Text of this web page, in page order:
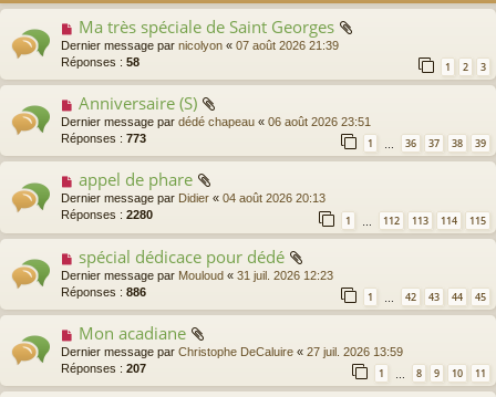
de re
c
r
Ma très spéciale de Saint Georges
Dernier message par nicolyon « 07 août 2026 21:39
Réponses : 58 1 2 3
Anniversaire (S)
Dernier message par dédé chapeau « 06 août 2026 23:51
Réponses : 773 1 … 36 37 38 39
appel de phare
Dernier message par Didier « 04 août 2026 20:13
Réponses : 2280 1 112 113 114 115
spécial dédicace pour dédé
Dernier message par Mouloud « 31 juil. 2026 12:23
Réponses : 886 1 … 42 43 44 45
Mon acadiane
Dernier message par Christophe DeCaluire « 27 juil. 2026 13:59
Réponses : 207 1 … 8 9 10 11